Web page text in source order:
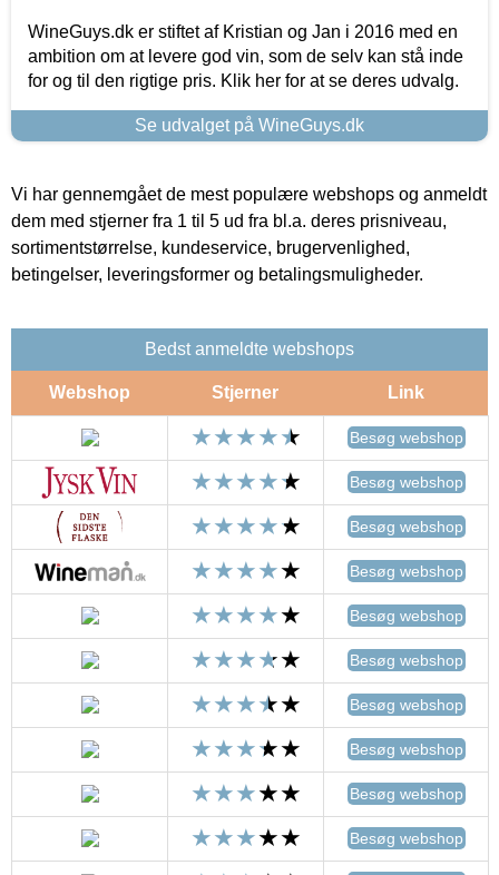
WineGuys.dk er stiftet af Kristian og Jan i 2016 med en
ambition om at levere god vin, som de selv kan stå inde
for og til den rigtige pris. Klik her for at se deres udvalg.
Se udvalget på WineGuys.dk
Vi har gennemgået de mest populære webshops og anmeldt
dem med stjerner fra 1 til 5 ud fra bl.a. deres prisniveau,
sortimentstørrelse, kundeservice, brugervenlighed,
betingelser, leveringsformer og betalingsmuligheder.
Bedst anmeldte webshops
Webshop Stjerner Link
Besøg webshop
Besøg webshop
Besøg webshop
Besøg webshop
Besøg webshop
Besøg webshop
Besøg webshop
Besøg webshop
Besøg webshop
Besøg webshop